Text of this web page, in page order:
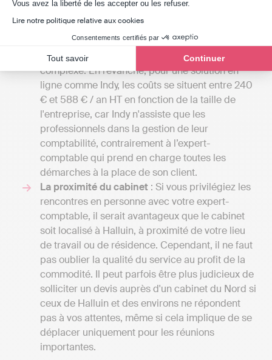
Vous avez la liberté de les accepter ou les refuser.
Lire notre politique relative aux cookies
Consentements certifiés par
Tout savoir Continuer
confiées à un comptable indépendant à
plusieurs milliers d'euros si votre entreprise
nécessite une gestion comptable plus
complexe. En revanche, pour une solution en
ligne comme Indy, les coûts se situent entre 240
€ et 588 € / an HT en fonction de la taille de
l'entreprise, car Indy n'assiste que les
professionnels dans la gestion de leur
comptabilité, contrairement à l’expert-
comptable qui prend en charge toutes les
démarches à la place de son client.
La proximité du cabinet : Si vous privilégiez les
rencontres en personne avec votre expert-
comptable, il serait avantageux que le cabinet
soit localisé à Halluin, à proximité de votre lieu
de travail ou de résidence. Cependant, il ne faut
pas oublier la qualité du service au profit de la
commodité. Il peut parfois être plus judicieux de
solliciter un devis auprès d'un cabinet du Nord si
ceux de Halluin et des environs ne répondent
pas à vos attentes, même si cela implique de se
déplacer uniquement pour les réunions
importantes.